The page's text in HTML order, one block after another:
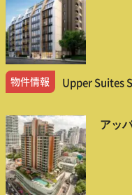
物件情報 Upper Suites
アッ